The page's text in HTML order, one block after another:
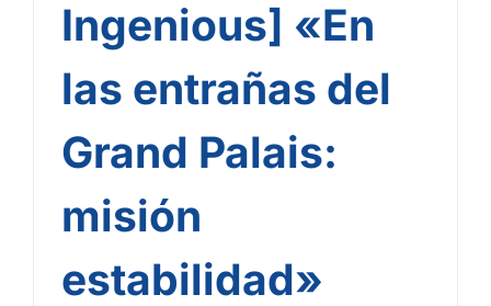
Ingenious] «En
las entrañas del
Grand Palais:
misión
estabilidad»